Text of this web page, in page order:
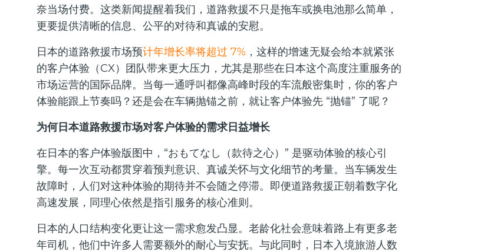
奈当场付费。这类新闻提醒着我们，道路救援不只是拖车或换电池那么简单，
更要提供清晰的信息、公平的对待和真诚的安慰。
日本的道路救援市场预计年增长率将超过 7% ，这样的增速无疑会给本就紧张
的客户体验（CX）团队带来更大压力，尤其是那些在日本这个高度注重服务的
市场运营的国际品牌。当每一通呼叫都像高峰时段的车流般密集时，你的客户
体验能跟上节奏吗？还是会在车辆抛锚之前，就让客户体验先 “抛锚” 了呢？
为何日本道路救援市场对客户体验的需求日益增长
在日本的客户体验版图中，“おもてなし（款待之心）” 是驱动体验的核心引
擎。每一次互动都贯穿着预判意识、真诚关怀与文化细节的考量。当车辆发生
故障时，人们对这种体验的期待并不会随之停滞。即便道路救援正朝着数字化
高速发展，同理心依然是指引服务的核心准则。
日本的人口结构变化更让这一需求愈发凸显。老龄化社会意味着路上有更多老
年司机，他们中许多人需要额外的耐心与安抚。与此同时，日本入境旅游人数